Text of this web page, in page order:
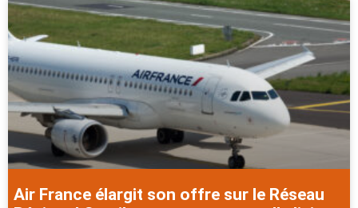
Air France élargit son offre sur le Réseau